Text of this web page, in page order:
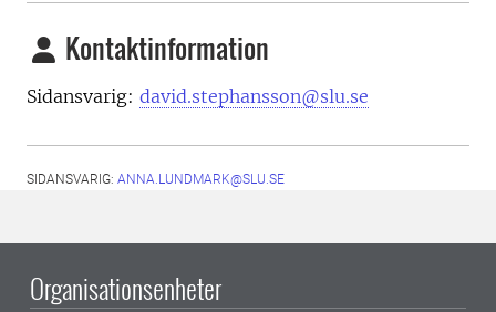
Kontaktinformation
Sidansvarig: david.stephansson@slu.se
SIDANSVARIG: ANNA.LUNDMARK@SLU.SE
Organisationsenheter